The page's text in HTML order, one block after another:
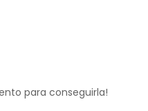
para conseguirla!